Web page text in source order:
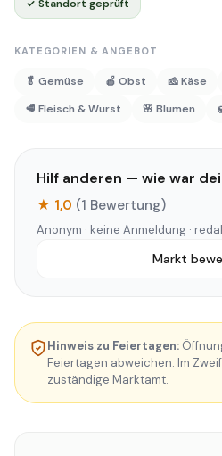
✓ Standort geprüft
KATEGORIEN & ANGEBOT
🥬 Gemüse 🍎 Obst 🧀 Käse
🥩 Fleisch & Wurst
🌸 Blumen
Hilf anderen — wie war
★ 1,0 (1 Bewertung)
Anonym · keine Anmeldung ·
Markt
Hinweis zu Feiertagen:
Feiertagen abweichen. Im
zuständige Marktamt.